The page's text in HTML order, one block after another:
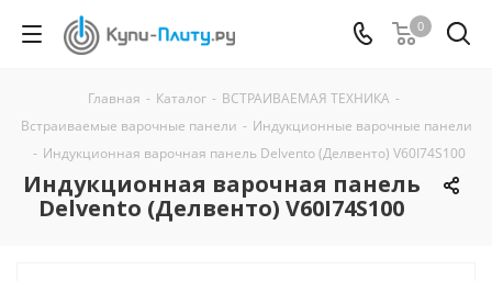
0
Главная - Каталог - ВСТРАИВАЕМАЯ ТЕХНИКА -
Встраиваемые варочные панели - Индукционные варочные панели
- Индукционная варочная панель Delvento (Делвенто) V60I74S100
Индукционная варочная панель
Delvento (Делвенто) V60I74S100